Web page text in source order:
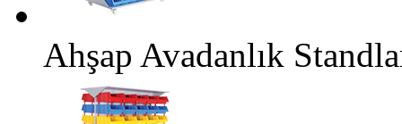
Ahşap Avadanlık